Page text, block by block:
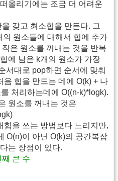
올리기에는 조금 더 어려운
갖고 최소힙을 만든다. 그
의 원소들에 대해서 힙에 추가
은 원소를 꺼내는 것을 반복
에 남은 k개의 원소가 가장
서대로 pop하면 순서에 맞춰
음 힙을 만드는 데에 O(k) + 나
처리하는데에 O((n-k)*logk).
원소를 꺼내는 것은
힙을 쓰는 방법보다 느리지만,
O(n)이 아닌 O(k)의 공간복잡
는 장점이 있다.
째 큰 수